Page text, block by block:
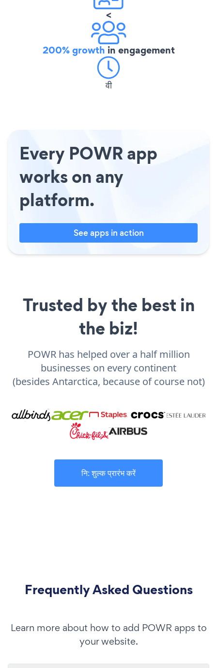
<
200% growth in engagement
वी
Every POWR app
works on any
platform.
See apps in action
Trusted by the best in
the biz!
POWR has helped over a half million
businesses on every continent
(besides Antarctica, because of course not)
नि: शुल्क प्रारंभ करें
Frequently Asked Questions
Learn more about how to add POWR apps to
your website.